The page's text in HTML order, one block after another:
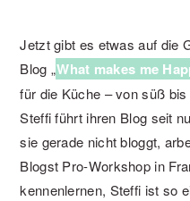
Jetzt gibt es etwas auf die
Blog „What makes me
für die Küche – von süß
Steffi führt ihren Blog seit
sie gerade nicht bloggt,
Blogst Pro-Workshop in
kennenlernen, Steffi ist so